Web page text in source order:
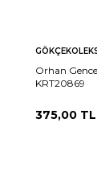
Orhan
KRT20869
375,00 TL